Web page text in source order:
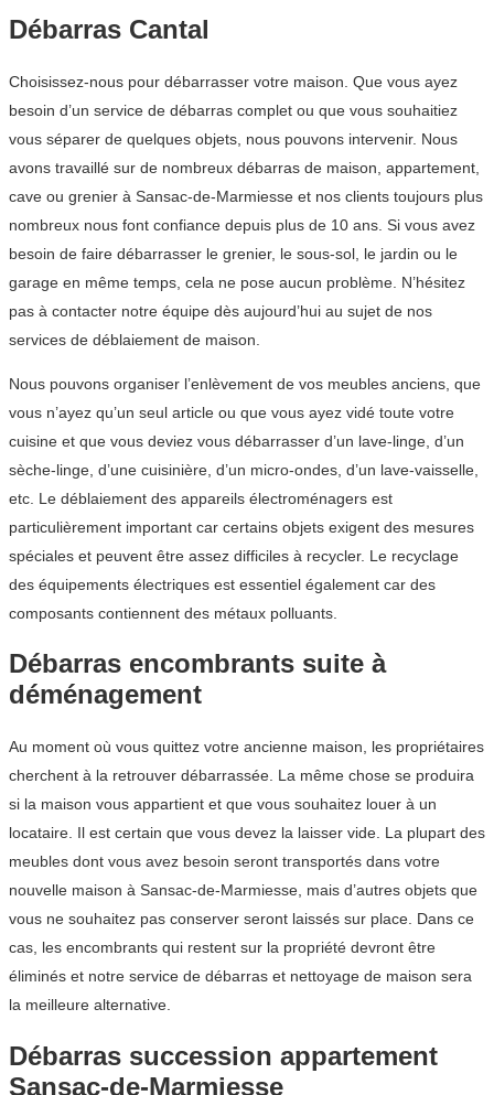
Débarras Cantal
Choisissez-nous pour débarrasser votre maison. Que vous ayez
besoin d’un service de débarras complet ou que vous souhaitiez
vous séparer de quelques objets, nous pouvons intervenir. Nous
avons travaillé sur de nombreux débarras de maison, appartement,
cave ou grenier à Sansac-de-Marmiesse et nos clients toujours plus
nombreux nous font confiance depuis plus de 10 ans. Si vous avez
besoin de faire débarrasser le grenier, le sous-sol, le jardin ou le
garage en même temps, cela ne pose aucun problème. N’hésitez
pas à contacter notre équipe dès aujourd’hui au sujet de nos
services de déblaiement de maison.
Nous pouvons organiser l’enlèvement de vos meubles anciens, que
vous n’ayez qu’un seul article ou que vous ayez vidé toute votre
cuisine et que vous deviez vous débarrasser d’un lave-linge, d’un
sèche-linge, d’une cuisinière, d’un micro-ondes, d’un lave-vaisselle,
etc. Le déblaiement des appareils électroménagers est
particulièrement important car certains objets exigent des mesures
spéciales et peuvent être assez difficiles à recycler. Le recyclage
des équipements électriques est essentiel également car des
composants contiennent des métaux polluants.
Débarras encombrants suite à
déménagement
Au moment où vous quittez votre ancienne maison, les propriétaires
cherchent à la retrouver débarrassée. La même chose se produira
si la maison vous appartient et que vous souhaitez louer à un
locataire. Il est certain que vous devez la laisser vide. La plupart des
meubles dont vous avez besoin seront transportés dans votre
nouvelle maison à Sansac-de-Marmiesse, mais d’autres objets que
vous ne souhaitez pas conserver seront laissés sur place. Dans ce
cas, les encombrants qui restent sur la propriété devront être
éliminés et notre service de débarras et nettoyage de maison sera
la meilleure alternative.
Débarras succession appartement
Sansac-de-Marmiesse